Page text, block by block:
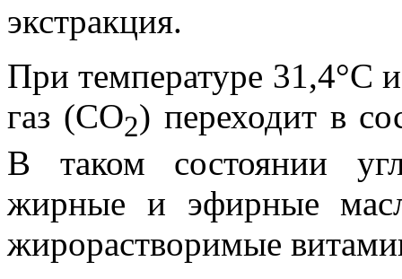
экстракция.
При температуре 31,4°С
газ (СО2) переходит в
В таком состоянии
жирные и эфирные
жирорастворимые